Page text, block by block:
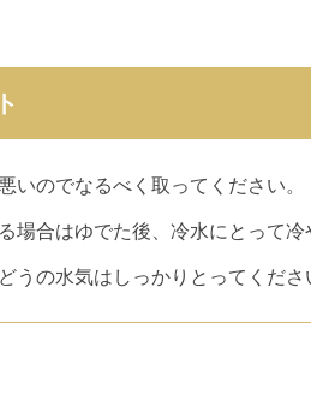
いのでなるべく取ってください。
場合はゆでた後、冷水にとって冷
うの水気はしっかりとってくださ